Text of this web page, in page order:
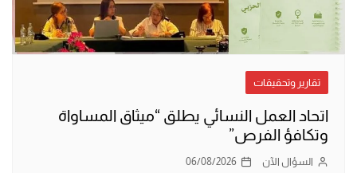
تقارير وتحقيقات
اتحاد العمل النسائي يطلق “ميثاق المساواة
وتكافؤ الفرص”
السؤال الآن 06/08/2026